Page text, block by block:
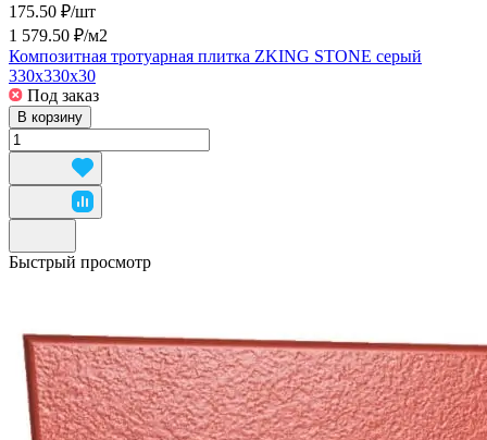
175.50 ₽/шт
1 579.50 ₽/м2
Композитная тротуарная плитка ZKING STONE серый
330х330х30
Под заказ
В корзину
Быстрый просмотр